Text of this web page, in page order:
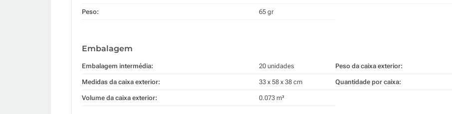
Peso: 65 gr
Embalagem
Embalagem intermédia: 20 unidades
Medidas da caixa exterior: 33 x 58 x 38 cm
Volume da caixa exterior: 0.073 m³
Peso da caixa exterior:
Quantidade por caixa: